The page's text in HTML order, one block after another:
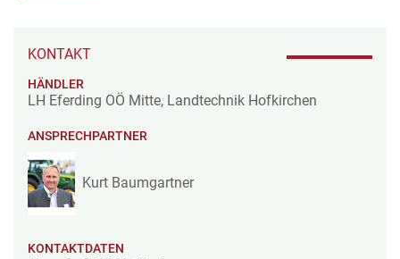
KONTAKT
HÄNDLER
LH Eferding OÖ Mitte, Landtechnik Hofkirchen
ANSPRECHPARTNER
Kurt Baumgartner
KONTAKTDATEN